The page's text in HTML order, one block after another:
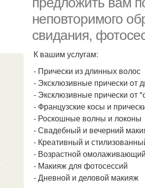
неповторимого
свидания,
К вашим услугам:
- Прически из длинных волос
- Эксклюзивные прически от
- Эксклюзивные прически от
- Французские косы и
- Роскошные волны и локоны
- Свадебный и вечерний
- Креативный и
- Возрастной
- Макияж для фотосессий
- Дневной и деловой макияж